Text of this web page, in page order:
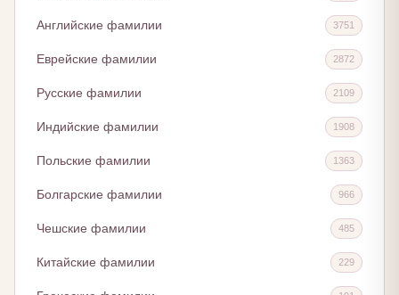
Английские фамилии 3751
Еврейские фамилии 2872
Русские фамилии 2109
Индийские фамилии 1908
Польские фамилии 1363
Болгарские фамилии 966
Чешские фамилии 485
Китайские фамилии 229